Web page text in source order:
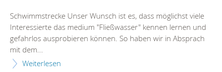
Schwimmstrecke Unser Wunsch ist es, dass möglichst viele
Interessierte das medium "Fließwasser" kennen lernen und
gefahrlos ausprobieren können. So haben wir in Absprach
mit dem...
Weiterlesen